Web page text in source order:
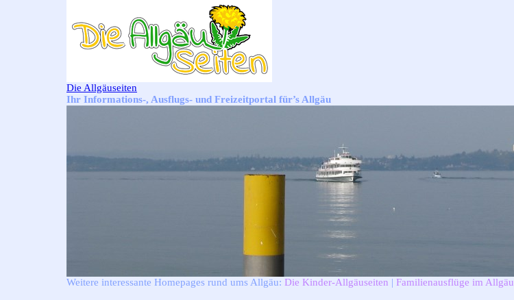
Die Allgäuseiten
Ihr Informations-, Ausflugs- und Freizeitportal für’s Allgäu
Weitere interessante Homepages rund ums Allgäu: Die Kinder-Allgäuseiten | Familienausflüge im Allgäu